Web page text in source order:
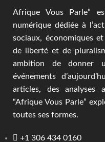
Afrique Vous Parle”
numérique dédiée à
sociaux, économiques
de liberté et de
ambition de donner
événements
articles, des analyses
“Afrique Vous Parle”
toutes ses formes.
+1 306 434 0160